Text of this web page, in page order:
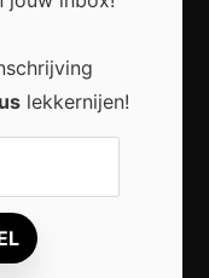
effect
je meer met
lekkernijen!